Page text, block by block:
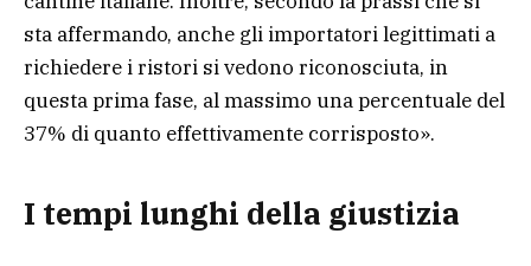
sta affermando, anche gli importatori legittimati a
richiedere i ristori si vedono riconosciuta, in
questa prima fase, al massimo una percentuale del
37% di quanto effettivamente corrisposto».
I tempi lunghi della giustizia